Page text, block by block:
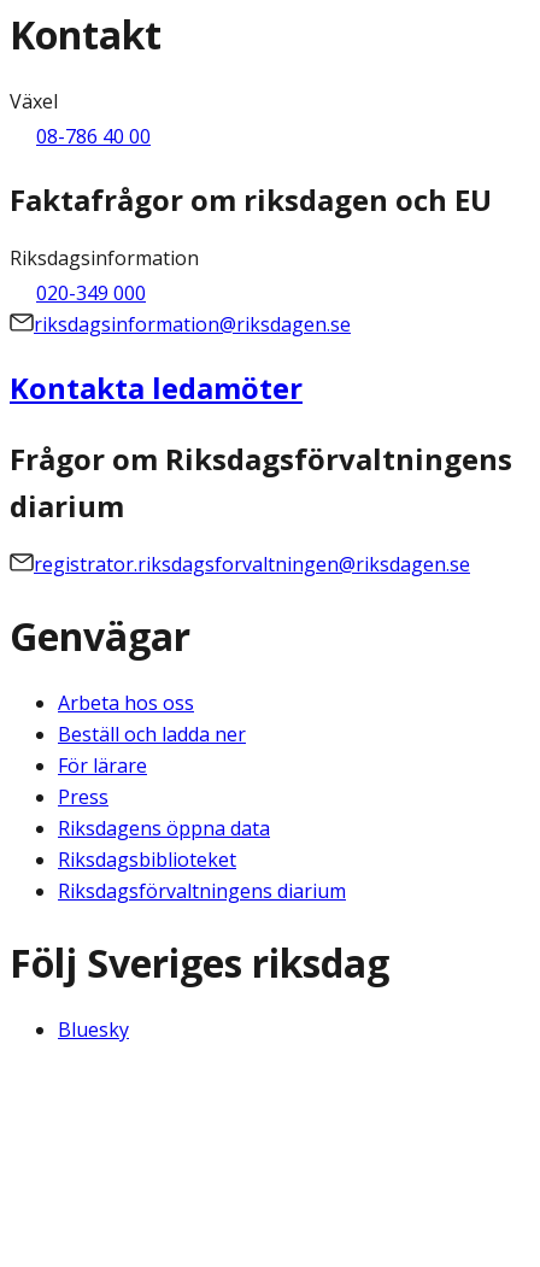
Kontakt
Växel
08-786 40 00
Faktafrågor om riksdagen och EU
Riksdagsinformation
020-349 000
riksdagsinformation@riksdagen.se
Kontakta ledamöter
Frågor om Riksdagsförvaltningens
diarium
registrator.riksdagsforvaltningen@riksdagen.se
Genvägar
Arbeta hos oss
Beställ och ladda ner
För lärare
Press
Riksdagens öppna data
Riksdagsbiblioteket
Riksdagsförvaltningens diarium
Följ Sveriges riksdag
Bluesky